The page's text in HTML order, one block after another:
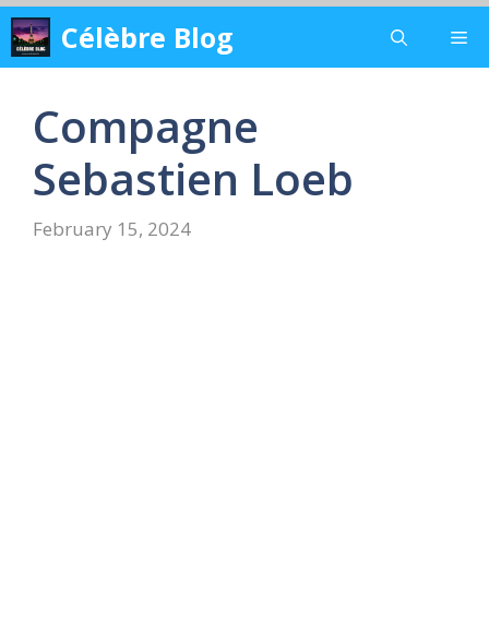
Skip
to
content
Célèbre Blog
Compagne
Sebastien Loeb
February 15, 2024